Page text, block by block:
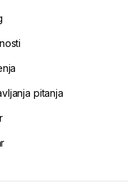
pitanja